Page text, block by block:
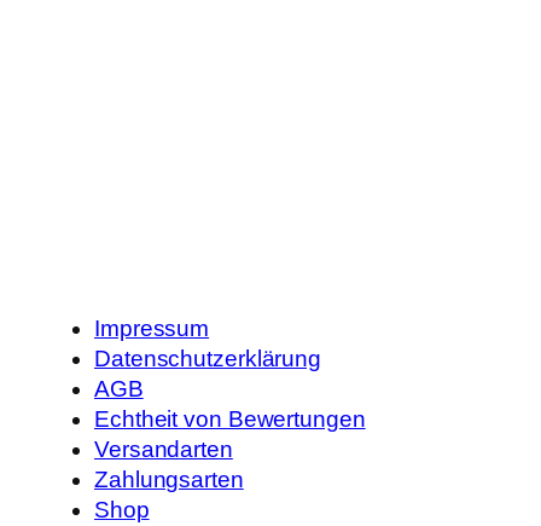
Impressum
Datenschutzerklärung
AGB
Echtheit von Bewertungen
Versandarten
Zahlungsarten
Shop